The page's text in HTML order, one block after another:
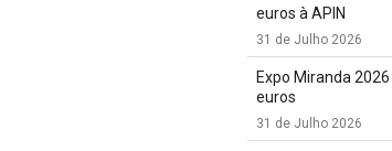
euros à APIN
31 de Julho 2026
Expo Miranda
euros
31 de Julho 2026